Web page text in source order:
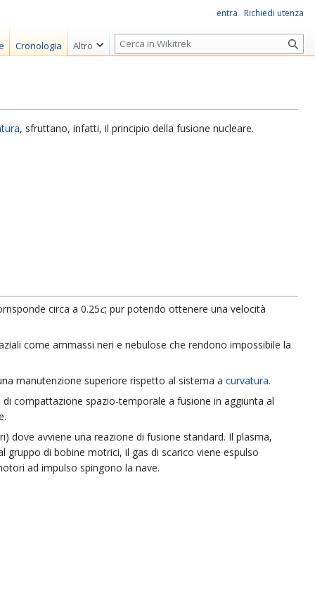
, sfruttano, infatti, il principio della fusione nucleare.
circa a 0.25c; pur potendo ottenere una velocità
come ammassi neri e nebulose che rendono impossibile la
manutenzione superiore rispetto al sistema a curvatura.
compattazione spazio-temporale a fusione in aggiunta al
avviene una reazione di fusione standard. Il plasma,
di bobine motrici, il gas di scarico viene espulso
ad impulso spingono la nave.
entra Richiedi utenza
Cronologia Altro
R
i
r
c